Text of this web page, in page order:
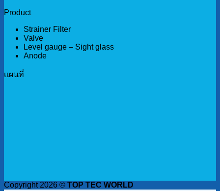
Product
Strainer Filter
Valve
Level gauge – Sight glass
Anode
เเผนที่
Copyright 2026 © TOP TEC WORLD